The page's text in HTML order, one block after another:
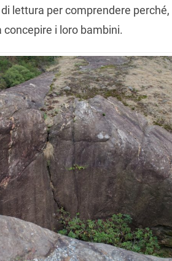
lettura per comprendere
concepire i loro bambini.